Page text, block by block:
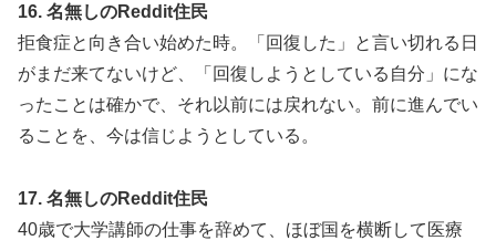
16. 名無しのReddit住民
拒食症と向き合い始めた時。「回復した」と言い切れる日
がまだ来てないけど、「回復しようとしている自分」にな
ったことは確かで、それ以前には戻れない。前に進んでい
ることを、今は信じようとしている。
17. 名無しのReddit住民
40歳で大学講師の仕事を辞めて、ほぼ国を横断して医療